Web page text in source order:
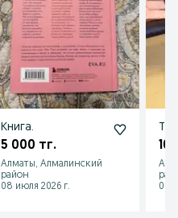
Книга.
5 000 тг.
Алматы, Алмалинский
район
08 июля 2026 г.
10
08